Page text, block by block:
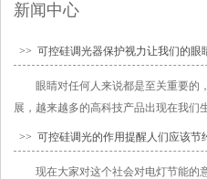
新闻中心
>> 可控硅调光器保护视力让我们的眼
眼睛对任何人来说都是至关重要的
展，越来越多的高科技产品出现在我们
>> 可控硅调光的作用提醒人们应该节
现在大家对这个社会对电灯节能的